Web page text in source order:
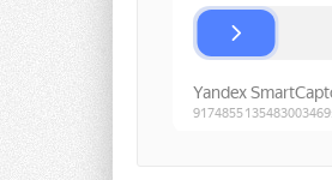
Панасоник Рус